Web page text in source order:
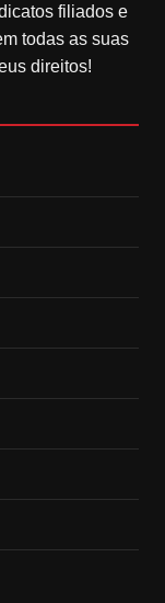
filiados e
todas as suas
direitos!